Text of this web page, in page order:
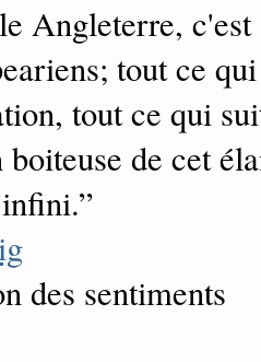
Angleterre, c'est
tout ce
tout ce qui
boiteuse de cet
”
des sentiments